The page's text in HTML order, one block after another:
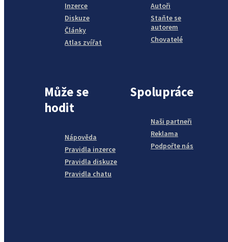
Inzerce
Diskuze
Články
Atlas zvířat
Autoři
Staňte se
autorem
Chovatelé
Může se
hodit
Nápověda
Pravidla inzerce
Pravidla diskuze
Pravidla chatu
Spolupráce
Naši partneři
Reklama
Podpořte nás